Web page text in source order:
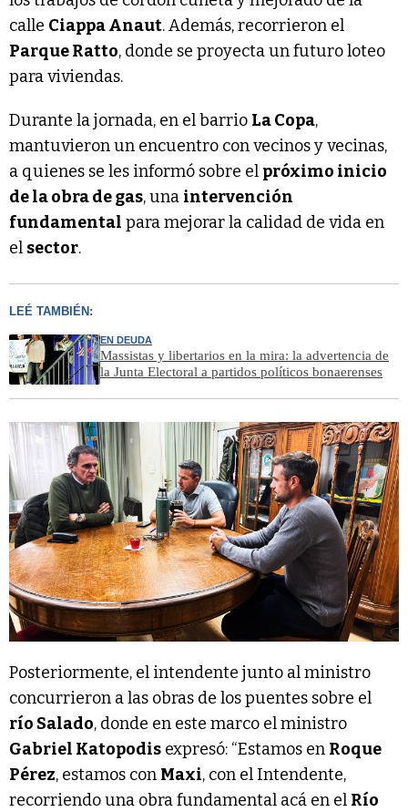
calle Ciappa Anaut. Además, recorrieron el
Parque Ratto, donde se proyecta un futuro loteo
para viviendas.
Durante la jornada, en el barrio La Copa,
mantuvieron un encuentro con vecinos y vecinas,
a quienes se les informó sobre el próximo inicio
de la obra de gas, una intervención
fundamental para mejorar la calidad de vida en
el sector.
LEÉ TAMBIÉN:
EN DEUDA
Massistas y libertarios en la mira: la advertencia de
la Junta Electoral a partidos políticos bonaerenses
Posteriormente, el intendente junto al ministro
concurrieron a las obras de los puentes sobre el
río Salado, donde en este marco el ministro
Gabriel Katopodis expresó: “Estamos en Roque
Pérez, estamos con Maxi, con el Intendente,
recorriendo una obra fundamental acá en el Río